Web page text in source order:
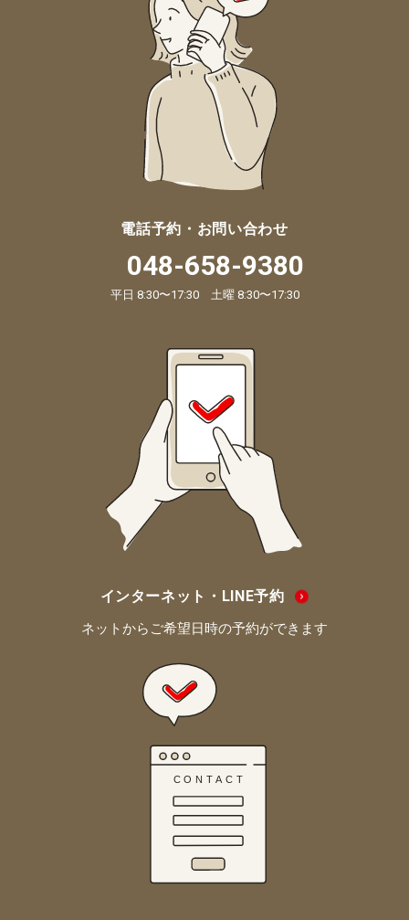
電話予約・お問い合わせ
048-658-9380
平日 8:30〜17:30 土曜 8:30〜17:30
インターネット・LINE予約
ネットからご希望日時の予約ができます